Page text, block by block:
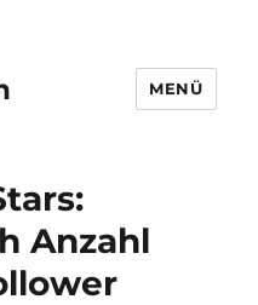
MENÜ
Anzahl